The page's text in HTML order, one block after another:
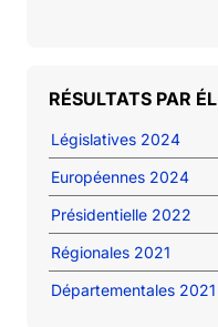
RÉSULTATS PAR
Législatives 2024
Européennes 2024
Présidentielle 2022
Régionales 2021
Départementales 2021